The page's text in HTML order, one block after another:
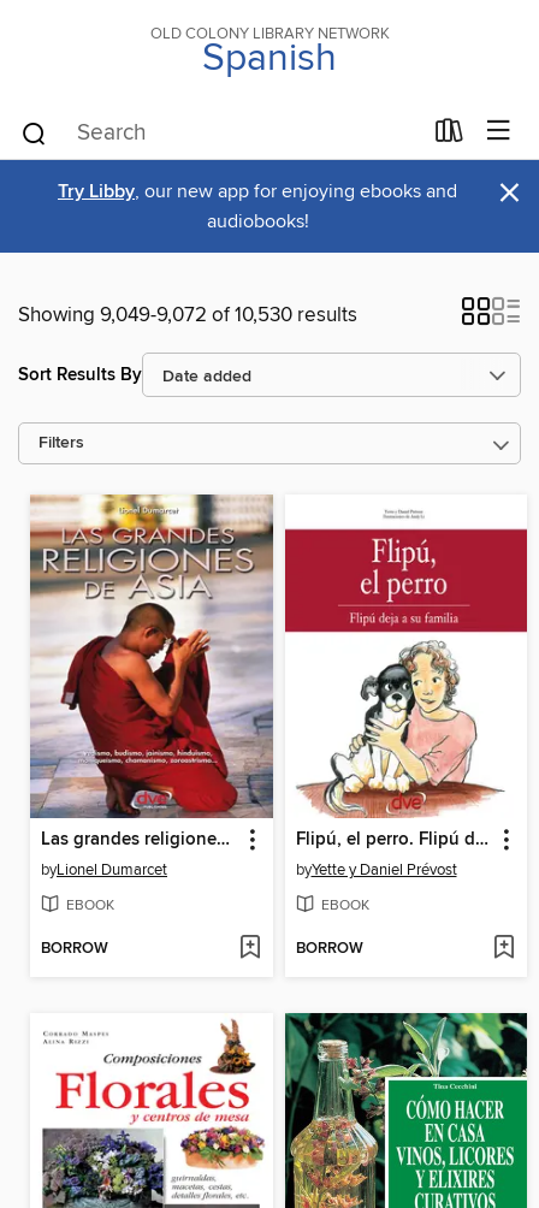
OLD COLONY LIBRARY NETWORK
Spanish
Try Libby, our new app for enjoying ebooks and
audiobooks!
×
Showing 9,049-9,072 of 10,530 results
Sort Results By
Filters
Las grandes religiones de Asia... vedismo, budismo, jainismo, hinduismo, maniqueísmo, chamanismo, zoroastrismo...
byLionel Dumarcet
EBOOK
BORROW
Flipú, el perro. Flipú deja su familia
byYette y Daniel Prévost
EBOOK
BORROW